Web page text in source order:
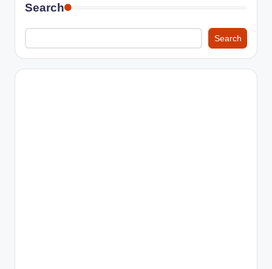
Search
Search